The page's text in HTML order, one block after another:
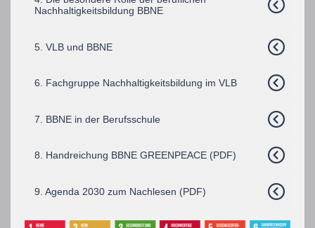
Nachhaltigkeitsbildung BBNE
5. VLB und BBNE
6. Fachgruppe Nachhaltigkeitsbildung im VLB
7. BBNE in der Berufsschule
8. Handreichung BBNE GREENPEACE (PDF)
9. Agenda 2030 zum Nachlesen (PDF)